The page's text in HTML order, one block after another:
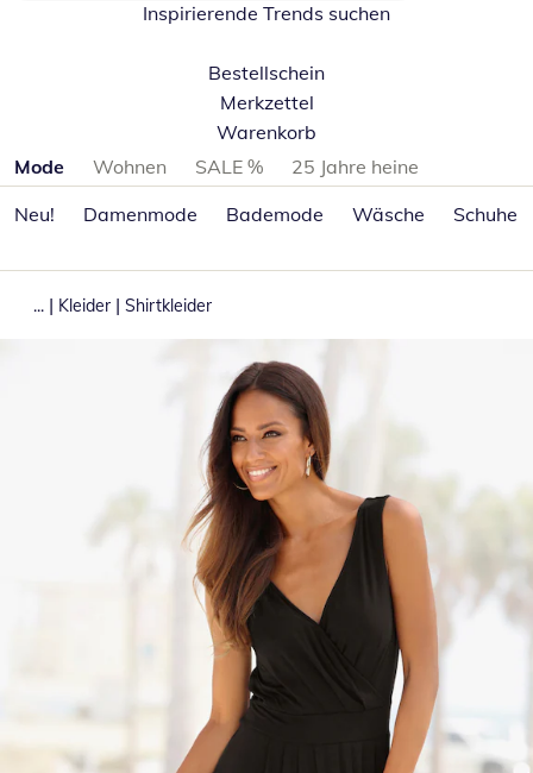
Inspirierende Trends suchen
Bestellschein
Merkzettel
Warenkorb
Produktkategorien überspringen
Mode Wohnen SALE %
25 Jahre heine
Neu!
Damenmode Bademode Wäsche Schuhe
... | Kleider | Shirtkleider